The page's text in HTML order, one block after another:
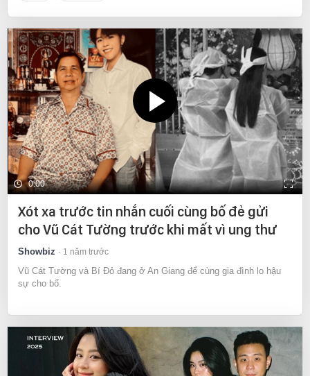
0:00
Xót xa trước tin nhắn cuối cùng bố đẻ gửi
cho Vũ Cát Tường trước khi mất vì ung thư
Showbiz 1 năm trước
Vũ Cát Tường và Bí Đỏ đang ở An Giang để cùng gia đình lo hậu
sự cho bố.